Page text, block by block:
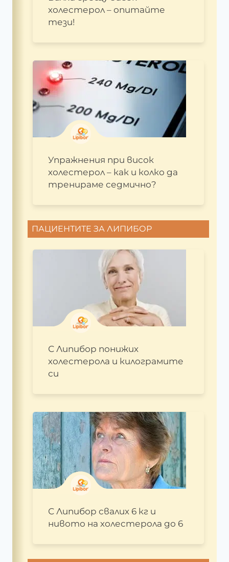
холестерол – опитайте
тези!
Упражнения при висок
холестерол – как и колко да
тренираме седмично?
ПАЦИЕНТИТЕ ЗА ЛИПИБОР
С Липибор понижих
холестерола и килограмите
си
С Липибор свалих 6 кг и
нивото на холестерола до 6